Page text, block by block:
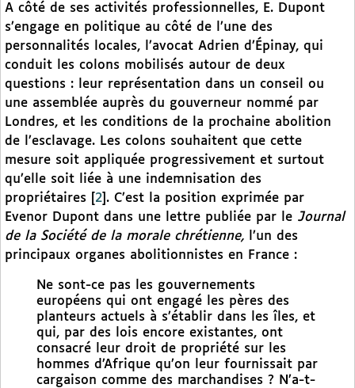
A côté de ses activités professionnelles, E. Dupont
s’engage en politique au côté de l’une des
personnalités locales, l’avocat Adrien d’Épinay, qui
conduit les colons mobilisés autour de deux
questions : leur représentation dans un conseil ou
une assemblée auprès du gouverneur nommé par
Londres, et les conditions de la prochaine abolition
de l’esclavage. Les colons souhaitent que cette
mesure soit appliquée progressivement et surtout
qu’elle soit liée à une indemnisation des
propriétaires
2 . C’est la position exprimée par
Evenor Dupont dans une lettre publiée par le Journal
de la Société de la morale chrétienne,
l’un des
principaux organes abolitionnistes en France :
Ne sont-ce pas les gouvernements
européens qui ont engagé les pères des
planteurs actuels à s’établir dans les îles, et
qui, par des lois encore existantes, ont
consacré leur droit de propriété sur les
hommes d’Afrique qu’on leur fournissait par
cargaison comme des marchandises ? N’a-t-